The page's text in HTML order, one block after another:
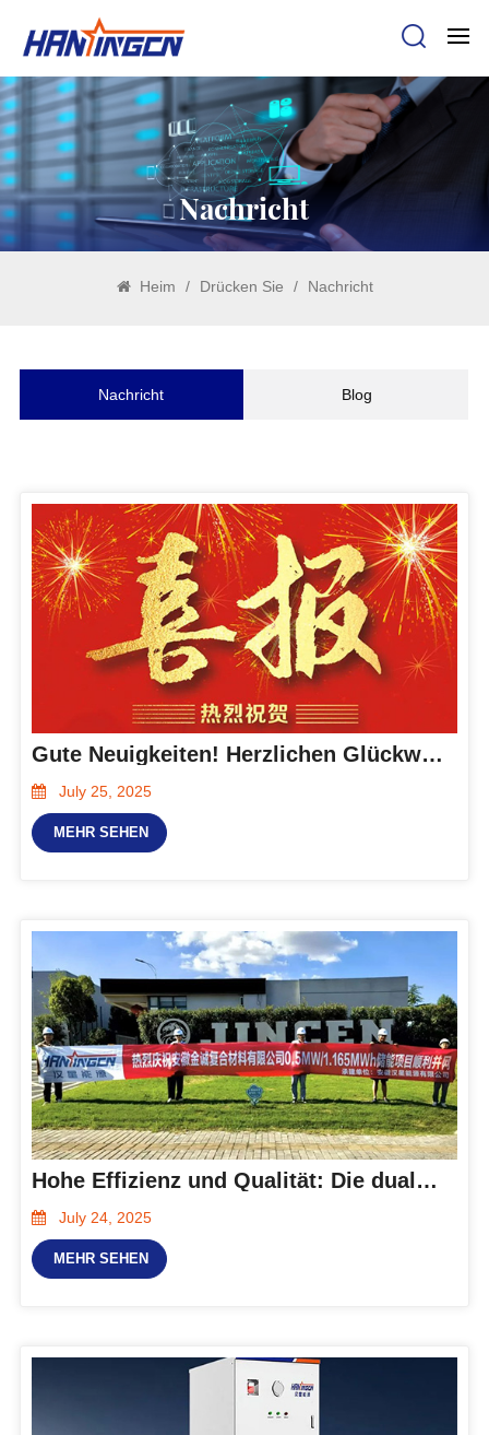
Nachricht
Heim / Drücken Sie / Nachricht
Nachricht Blog
Gute Neuigkeiten! Herzlichen Glückwunsch an Hanxing Energy zum Zuschlag für das Photovoltaik- und Energiespeicherprojekt der Zhangzhuang-Mine!
July 25, 2025
MEHR SEHEN
Hohe Effizienz und Qualität: Die dualen Energiespeicherprojekte von Hanxing Energy wurden erfolgreich an das Netz angeschlossen!
July 24, 2025
MEHR SEHEN